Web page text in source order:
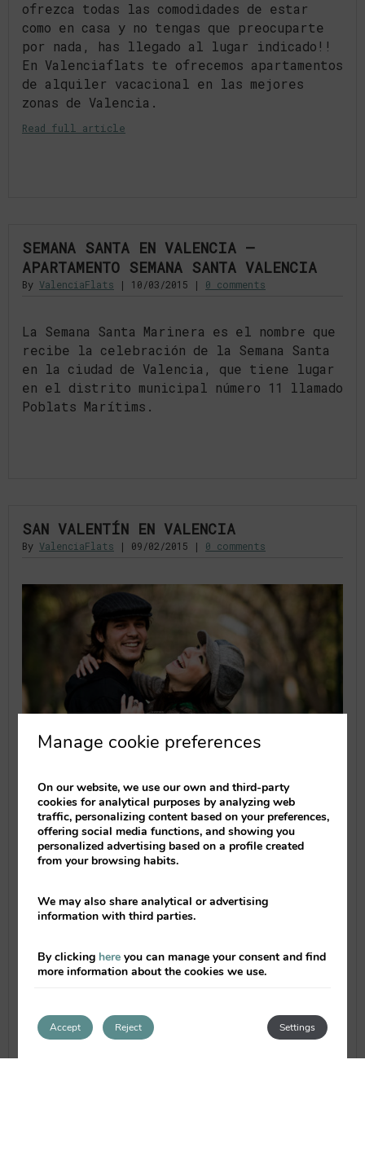
ofrezca todas las comodidades de estar
como en casa y no tengas que preocuparte
por nada, has llegado al lugar indicado!!
En Valenciaflats te ofrecemos apartamentos
de alquiler vacacional en las mejores
zonas de Valencia.
Read full article
SEMANA SANTA EN VALENCIA –
APARTAMENTO SEMANA SANTA VALENCIA
By ValenciaFlats | 10/03/2015 | 0 comments
La Semana Santa Marinera es el nombre que
recibe la celebración de la Semana Santa
en la ciudad de Valencia, que tiene lugar
en el distrito municipal número 11 llamado
Poblats Marítims.
SAN VALENTÍN EN VALENCIA
By ValenciaFlats | 09/02/2015 | 0 comments
Te apetece pasar el fin de semana de San
Valentín en Valencia y disfrutar de una
escapada muy romántica. Tenemos los
mejores planes y las mejores
descubrirlas?
El fin de semana de San Valentín en
Valencia será ideal gracias a las
Read full article
Manage cookie preferences
On our website, we use our own and third-party
cookies for analytical purposes by analyzing web
traffic, personalizing content based on your preferences,
offering social media functions, and showing you
personalized advertising based on a profile created
from your browsing habits.
We may also share analytical or advertising
information with third parties.
By clicking here you can manage your consent and find
more information about the cookies we use.
Accept Settings
Reject